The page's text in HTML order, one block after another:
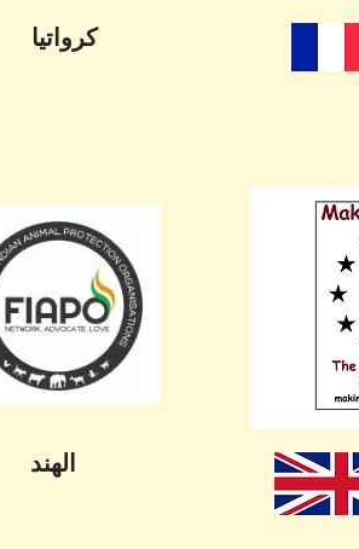
كرواتيا
الهند